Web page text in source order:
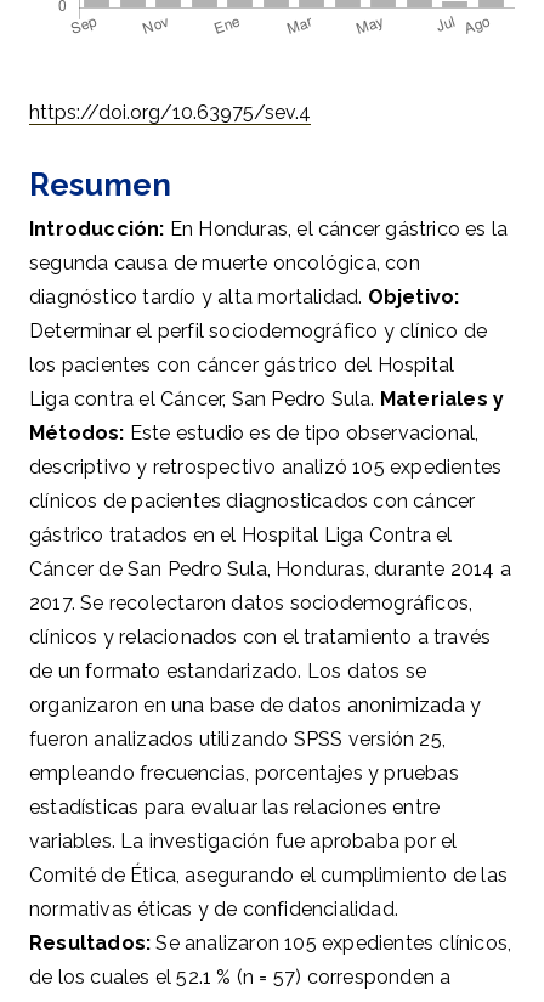
https://doi.org/10.63975/sev.4
Resumen
Introducción: En Honduras, el cáncer gástrico es la
segunda causa de muerte oncológica, con
diagnóstico tardío y alta mortalidad. Objetivo:
Determinar el perfil sociodemográfico y clínico de
los pacientes con cáncer gástrico del Hospital
Liga contra el Cáncer, San Pedro Sula. Materiales y
Métodos: Este estudio es de tipo observacional,
descriptivo y retrospectivo analizó 105 expedientes
clínicos de pacientes diagnosticados con cáncer
gástrico tratados en el Hospital Liga Contra el
Cáncer de San Pedro Sula, Honduras, durante 2014 a
2017. Se recolectaron datos sociodemográficos,
clínicos y relacionados con el tratamiento a través
de un formato estandarizado. Los datos se
organizaron en una base de datos anonimizada y
fueron analizados utilizando SPSS versión 25,
empleando frecuencias, porcentajes y pruebas
estadísticas para evaluar las relaciones entre
variables. La investigación fue aprobaba por el
Comité de Ética, asegurando el cumplimiento de las
normativas éticas y de confidencialidad.
Resultados: Se analizaron 105 expedientes clínicos,
de los cuales el 52.1 % (n = 57) corresponden a